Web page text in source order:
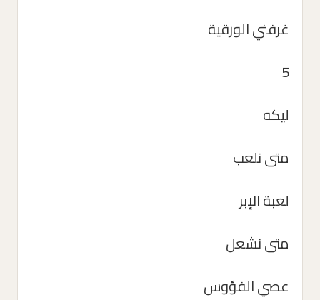
غرفتي الورقية
5
ليكه
متى نلعب
لعبة الإبر
متى نشعل
عصي الفؤوس